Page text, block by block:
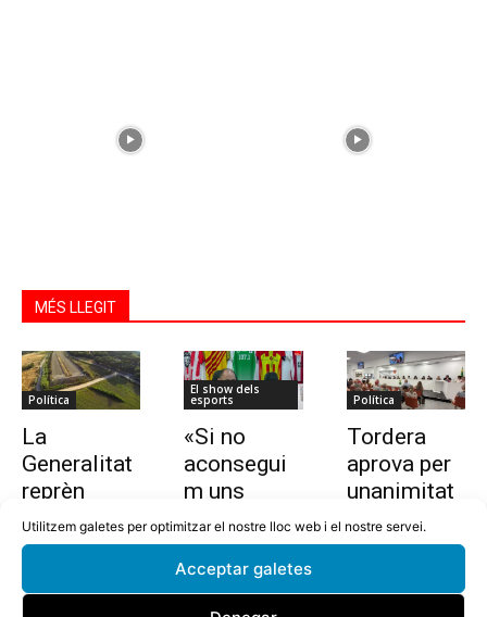
Utilitzem galetes per optimitzar el nostre lloc web i el nostre servei.
Acceptar galetes
MÉS LLEGIT
Política
La
Generalitat
reprèn
l’estudi per
allargar la
Tordera
El show dels
esports
«Si no
aconsegui
m uns
10.000
euros en
dues
setmanes,
Política
Tordera
aprova per
unanimitat
la nova
ordenança i
nt del